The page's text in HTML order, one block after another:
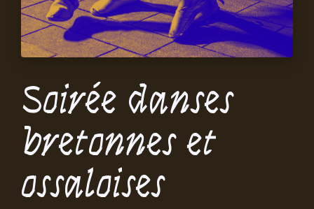
Soirée danses
bretonnes et
ossaloises